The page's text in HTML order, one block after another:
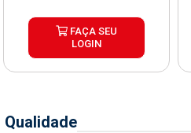
FAÇA SEU
LOGIN